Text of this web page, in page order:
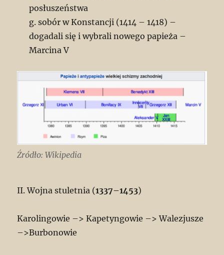
posłuszeństwa
g. sobór w Konstancji (1414 – 1418) –
dogadali się i wybrali nowego papieża –
Marcina V
Źródło: Wikipedia
II. Wojna stuletnia (1337–1453)
Karolingowie –> Kapetyngowie –> Walezjusze
–>Burbonowie